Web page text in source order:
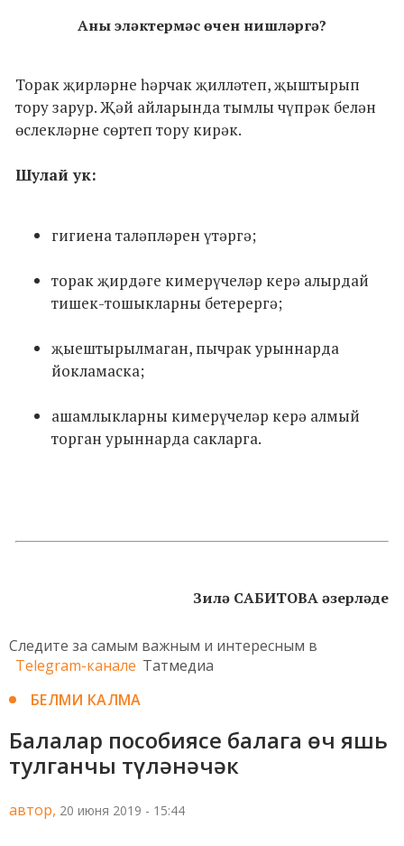
Аны эләктермәс өчен нишләргә?
Торак җирләрне һәрчак җилләтеп, җыштырып
тору зарур. Җәй айларында тымлы чүпрәк белән
өслекләрне сөртеп тору кирәк.
Шулай ук:
гигиена таләпләрен үтәргә;
торак җирдәге кимерүчеләр керә алырдай
тишек-тошыкларны бетерергә;
җыештырылмаган, пычрак урыннарда
йокламаска;
ашамлыкларны кимерүчеләр керә алмый
торган урыннарда сакларга.
Зилә САБИТОВА әзерләде
Следите за самым важным и интересным в
Telegram-канале Татмедиа
БЕЛМИ КАЛМА
Балалар пособиясе балага өч яшь
тулганчы түләнәчәк
автор, 20 июня 2019 - 15:44